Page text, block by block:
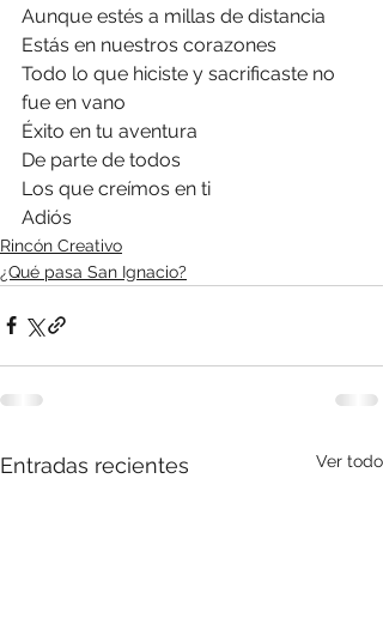
Aunque estés a millas de distancia
Estás en nuestros corazones
Todo lo que hiciste y sacrificaste no
fue en vano
Éxito en tu aventura
De parte de todos
Los que creímos en ti
Adiós
Rincón Creativo
¿Qué pasa San Ignacio?
Entradas recientes Ver todo